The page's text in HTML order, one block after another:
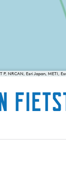
P, NRCAN, Esri Japan,